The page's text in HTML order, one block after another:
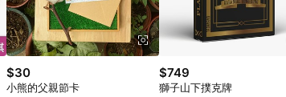
$30
小熊的父親節卡
$749
獅子山下撲克牌